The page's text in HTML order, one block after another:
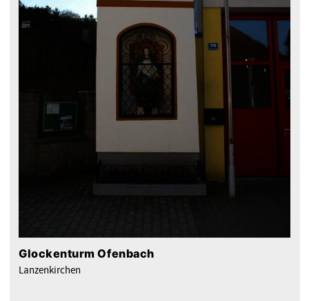
Glockenturm Ofenbach
Lanzenkirchen